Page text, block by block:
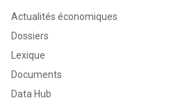
Actualités économiques
Dossiers
Lexique
Documents
Data Hub